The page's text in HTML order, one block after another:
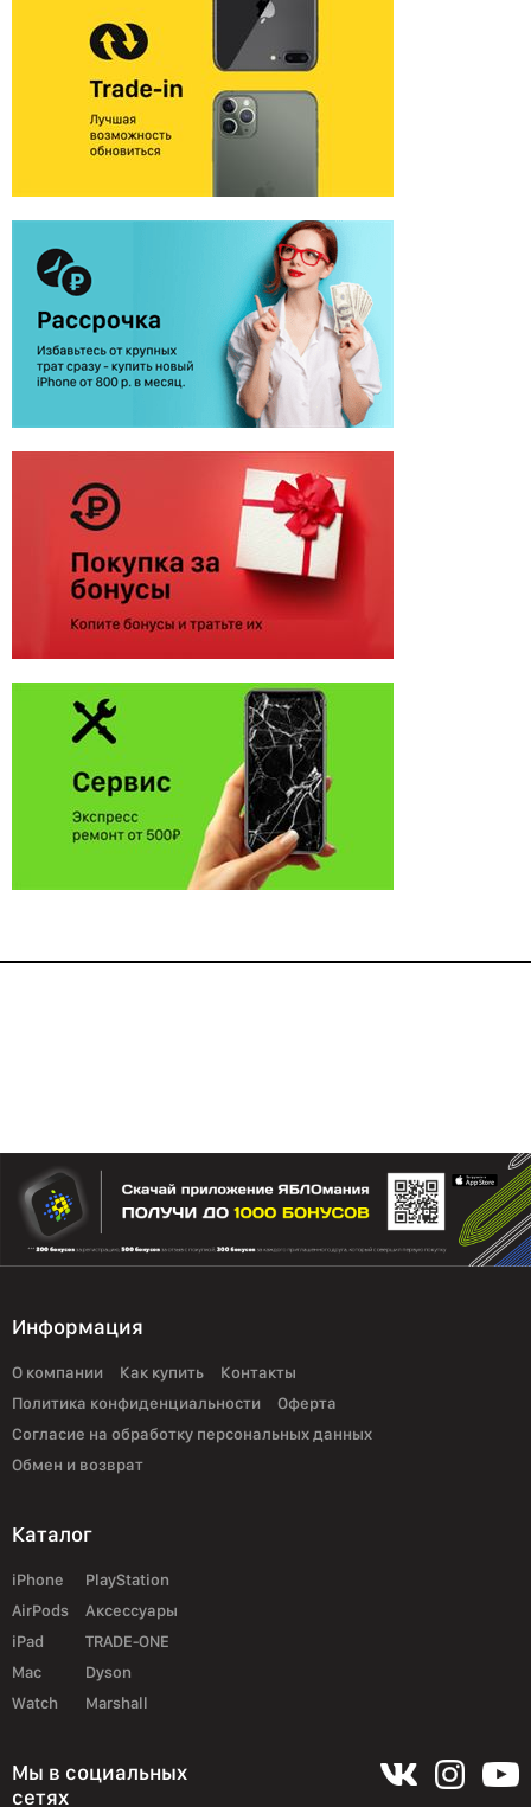
Информация
О компании Как купить
Контакты
Политика конфиденциальности
Оферта
Согласие на обработку персональных данных
Обмен и возврат
Каталог
iPhone
AirPods
iPad
Mac
Watch
PlayStation
Аксессуары
TRADE-ONE
Dyson
Marshall
Мы в социальных
сетях